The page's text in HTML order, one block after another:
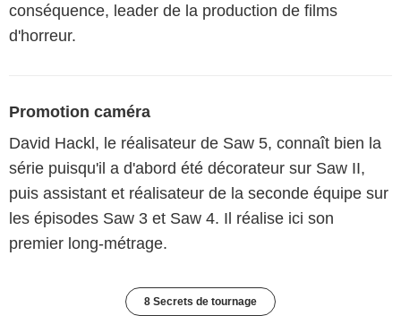
conséquence, leader de la production de films
d'horreur.
Promotion caméra
David Hackl, le réalisateur de Saw 5, connaît bien la
série puisqu'il a d'abord été décorateur sur Saw II,
puis assistant et réalisateur de la seconde équipe sur
les épisodes Saw 3 et Saw 4. Il réalise ici son
premier long-métrage.
8 Secrets de tournage